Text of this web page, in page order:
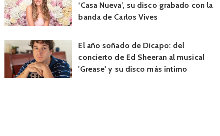
‘Casa Nueva’, su disco grabado con la
banda de Carlos Vives
El año soñado de Dicapo: del
concierto de Ed Sheeran al musical
'Grease' y su disco más íntimo